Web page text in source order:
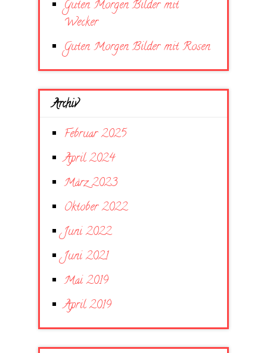
Guten Morgen Bilder mit
Wecker
Guten Morgen Bilder mit Rosen
Archiv
Februar 2025
April 2024
März 2023
Oktober 2022
Juni 2022
Juni 2021
Mai 2019
April 2019